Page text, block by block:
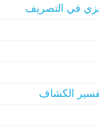
في التصريف
الكشاف